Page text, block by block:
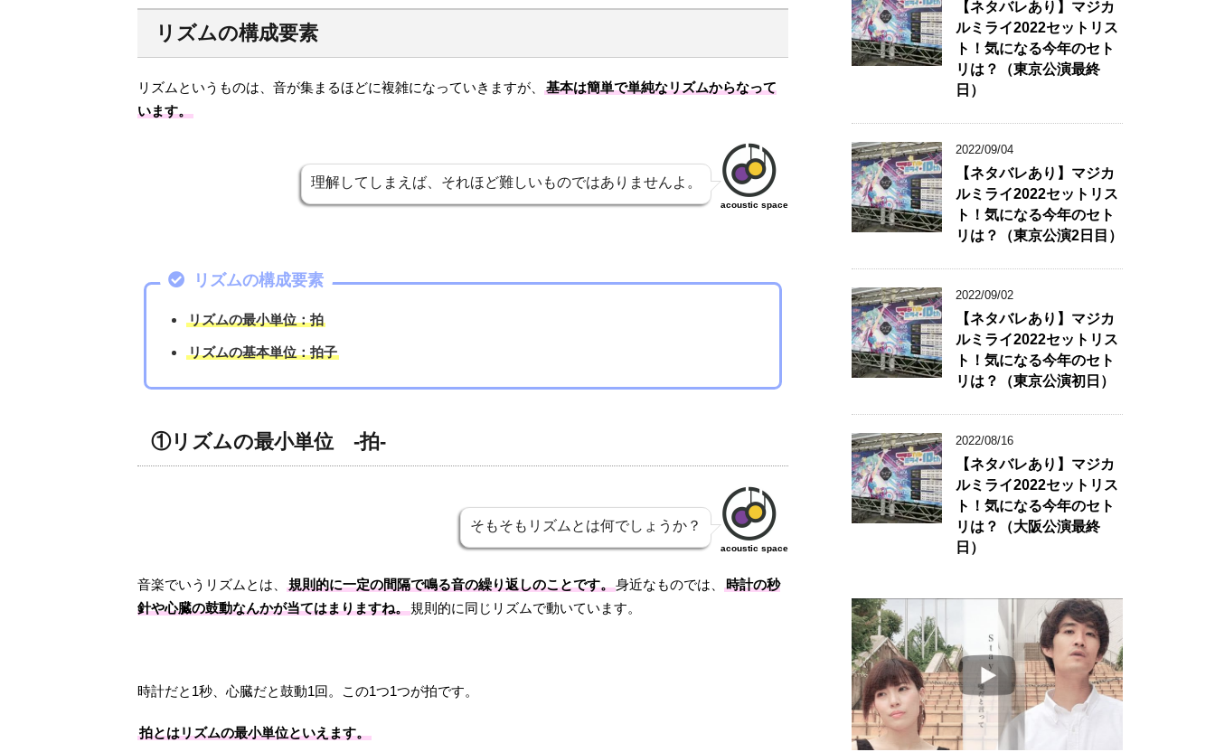
リズムの構成要素
リズムというものは、音が集まるほどに複雑になっていきますが、
基本は簡単で単純なリズムからなって
います。
理解してしまえば、それほど難しいものではありませんよ。
acoustic space
リズムの構成要素
リズムの最小単位：拍
リズムの基本単位：拍子
①リズムの最小単位 -拍-
そもそもリズムとは何でしょうか？
acoustic space
音楽でいうリズムとは、 規則的に一定の間隔で鳴る音の繰り返しのことです。身近なものでは、
時計の秒
針や心臓の鼓動なんかが当てはまりますね。規則的に同じリズムで動いています。
時計だと1秒、心臓だと鼓動1回。この1つ1つが拍です。
拍とはリズムの最小単位といえます。
【ネタバレあり】マジカ
ルミライ2022セットリス
ト！気になる今年のセト
リは？（東京公演最終
日）
2022/09/04
【ネタバレあり】マジカ
ルミライ2022セットリス
ト！気になる今年のセト
リは？（東京公演2日目）
2022/09/02
【ネタバレあり】マジカ
ルミライ2022セットリス
ト！気になる今年のセト
リは？（東京公演初日）
2022/08/16
【ネタバレあり】マジカ
ルミライ2022セットリス
ト！気になる今年のセト
リは？（大阪公演最終
日）